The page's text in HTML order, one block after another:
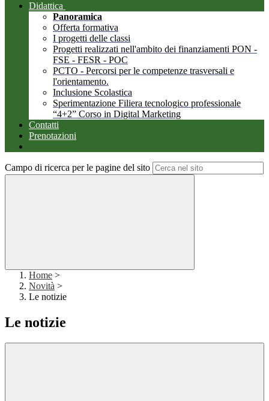
Didattica
Panoramica
Offerta formativa
I progetti delle classi
Progetti realizzati nell'ambito dei finanziamenti PON -
FSE - FESR - POC
PCTO - Percorsi per le competenze trasversali e
l'orientamento.
Inclusione Scolastica
Sperimentazione Filiera tecnologico professionale
“4+2” Corso in Digital Marketing
Contatti
Prenotazioni
Campo di ricerca per le pagine del sito
Home >
Novità >
Le notizie
Le notizie